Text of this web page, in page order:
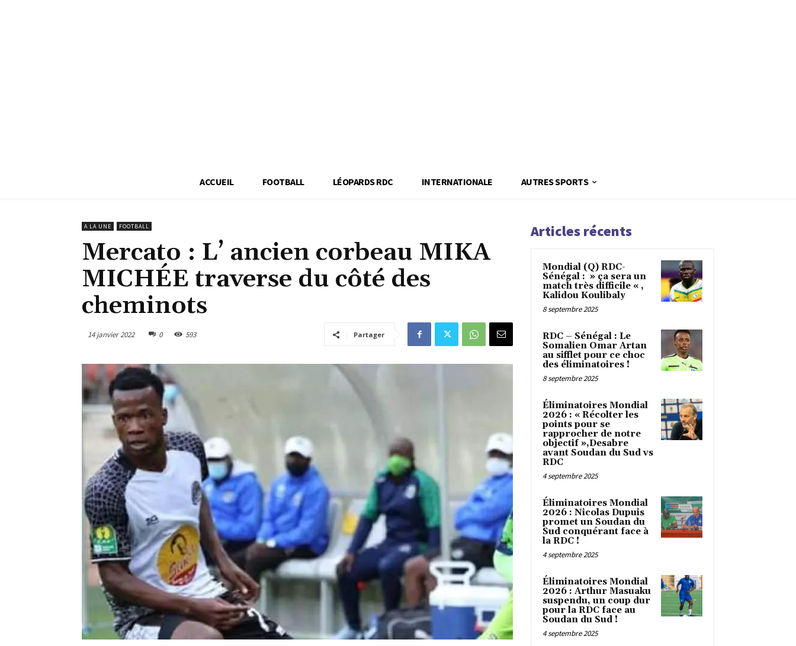
ACCUEIL FOOTBALL LÉOPARDS RDC INTERNATIONALE AUTRES SPORTS
A LA UNE FOOTBALL
Mercato : L’ ancien corbeau MIKA
MICHÉE traverse du côté des
cheminots
14 janvier 2022 0 593 Partager
Articles récents
Mondial (Q) RDC-
Sénégal : » ça sera un
match très difficile « ,
Kalidou Koulibaly
8 septembre 2025
RDC – Sénégal : Le
Somalien Omar Artan
au sifflet pour ce choc
des éliminatoires !
8 septembre 2025
Éliminatoires Mondial
2026 : « Récolter les
points pour se
rapprocher de notre
objectif »,Desabre
avant Soudan du Sud vs
RDC
4 septembre 2025
Éliminatoires Mondial
2026 : Nicolas Dupuis
promet un Soudan du
Sud conquérant face à
la RDC !
4 septembre 2025
Éliminatoires Mondial
2026 : Arthur Masuaku
suspendu, un coup dur
pour la RDC face au
Soudan du Sud !
4 septembre 2025